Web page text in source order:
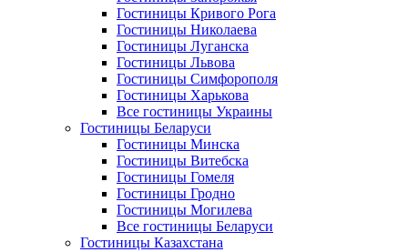
Гостиницы Кривого Рога
Гостиницы Николаева
Гостиницы Луганска
Гостиницы Львова
Гостиницы Симфорополя
Гостиницы Харькова
Все гостиницы Украины
Гостиницы Беларуси
Гостиницы Минска
Гостиницы Витебска
Гостиницы Гомеля
Гостиницы Гродно
Гостиницы Могилева
Все гостиницы Беларуси
Гостиницы Казахстана